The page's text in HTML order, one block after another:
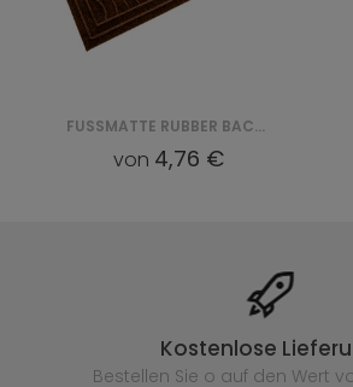
FUSSMATTE RUBBER BACKED PP WITHOUT EDGES (VI 4017) - BRĄZOWY
von 4,76 €
Kostenlose
Bestellen Sie o auf den Wert